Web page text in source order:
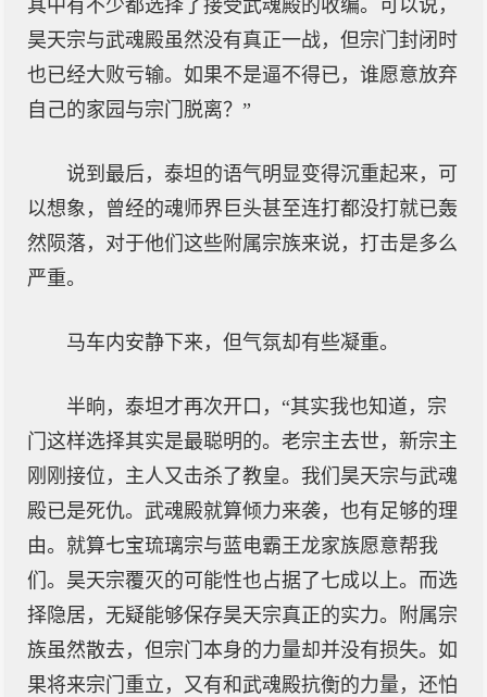
其中有不少都选择了接受武魂殿的收编。可以说，
昊天宗与武魂殿虽然没有真正一战，但宗门封闭时
也已经大败亏输。如果不是逼不得已，谁愿意放弃
自己的家园与宗门脱离？”
说到最后，泰坦的语气明显变得沉重起来，可
以想象，曾经的魂师界巨头甚至连打都没打就已轰
然陨落，对于他们这些附属宗族来说，打击是多么
严重。
马车内安静下来，但气氛却有些凝重。
半晌，泰坦才再次开口，“其实我也知道，宗
门这样选择其实是最聪明的。老宗主去世，新宗主
刚刚接位，主人又击杀了教皇。我们昊天宗与武魂
殿已是死仇。武魂殿就算倾力来袭，也有足够的理
由。就算七宝琉璃宗与蓝电霸王龙家族愿意帮我
们。昊天宗覆灭的可能性也占据了七成以上。而选
择隐居，无疑能够保存昊天宗真正的实力。附属宗
族虽然散去，但宗门本身的力量却并没有损失。如
果将来宗门重立，又有和武魂殿抗衡的力量，还怕